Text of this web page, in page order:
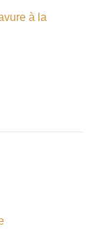
à la